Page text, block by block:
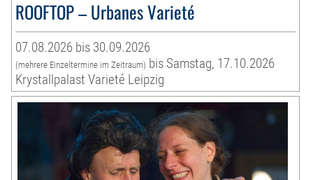
ROOFTOP – Urbanes Varieté
07.08.2026 bis 30.09.2026
(mehrere Einzeltermine im Zeitraum) bis Samstag, 17.10.2026
Krystallpalast Varieté Leipzig